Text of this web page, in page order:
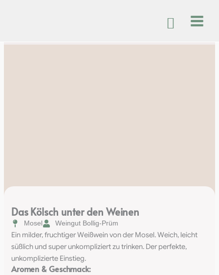
Das Kölsch unter den Weinen
Mosel Weingut Bollig-Prüm
Ein milder, fruchtiger Weißwein von der Mosel. Weich, leicht
süßlich und super unkompliziert zu trinken. Der perfekte,
unkomplizierte Einstieg.
Aromen & Geschmack: